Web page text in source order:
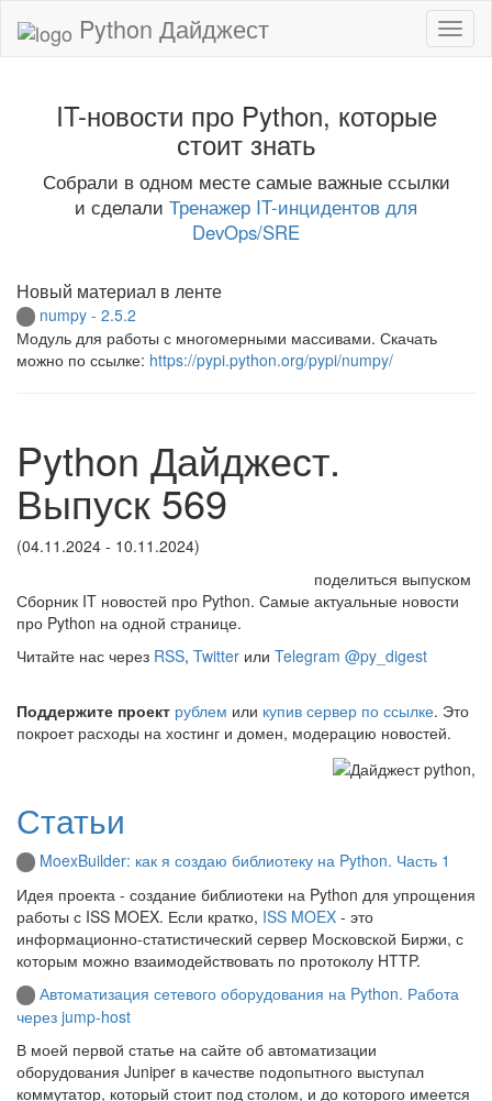
Python Дайджест
IT-новости про Python, которые
стоит знать
Собрали в одном месте самые важные ссылки
и сделали Тренажер IT-инцидентов для
DevOps/SRE
Новый материал в ленте
numpy - 2.5.2
Модуль для работы с многомерными массивами. Скачать
можно по ссылке: https://pypi.python.org/pypi/numpy/
Python Дайджест.
Выпуск 569
(04.11.2024 - 10.11.2024)
поделиться выпуском
Сборник IT новостей про Python. Самые актуальные новости
про Python на одной странице.
Читайте нас через RSS, Twitter или Telegram @py_digest
Поддержите проект рублем или купив сервер по ссылке. Это
покроет расходы на хостинг и домен, модерацию новостей.
Статьи
MoexBuilder: как я создаю библиотеку на Python. Часть 1
Идея проекта - создание библиотеки на Python для упрощения
работы с ISS MOEX. Если кратко, ISS MOEX - это
информационно-статистический сервер Московской Биржи, с
которым можно взаимодействовать по протоколу HTTP.
Автоматизация сетевого оборудования на Python. Работа
через jump-host
В моей первой статье на сайте об автоматизации
оборудования Juniper в качестве подопытного выступал
коммутатор, который стоит под столом, и до которого имеется